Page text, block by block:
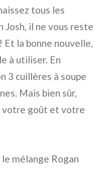
tous les
Josh, il ne vous reste
Et la bonne nouvelle,
à utiliser. En
3 cuillères à soupe
Mais bien sûr,
votre goût et votre
mélange Rogan